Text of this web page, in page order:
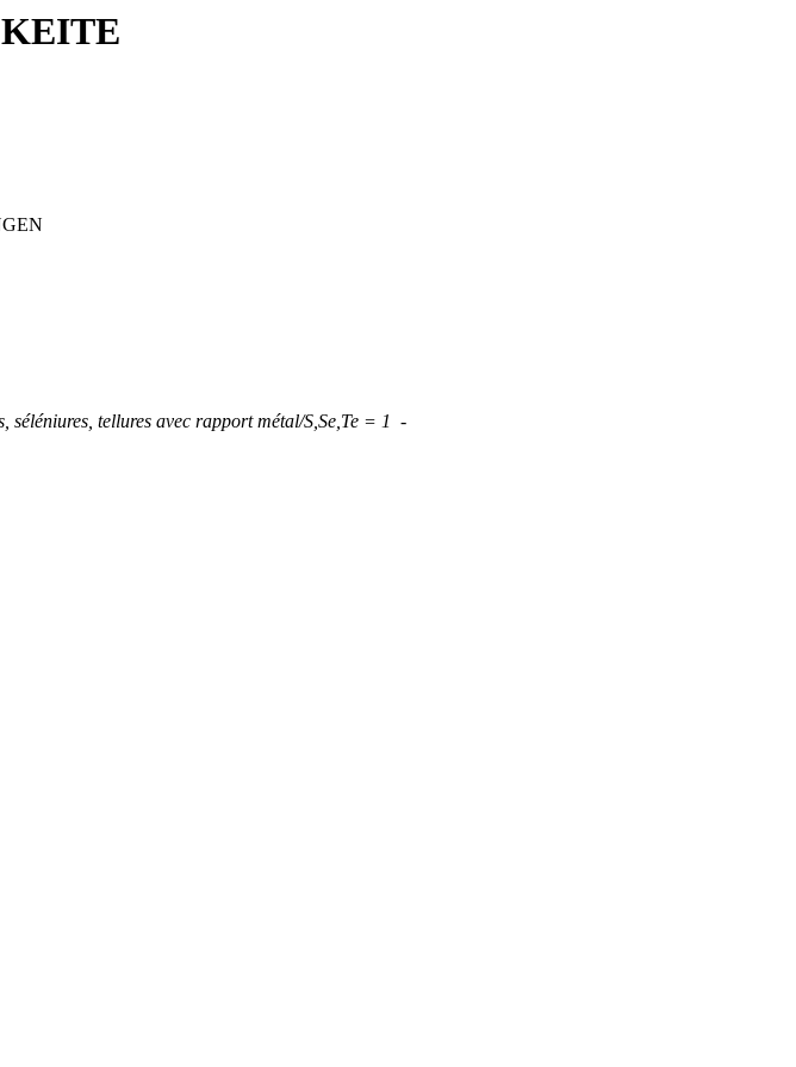
séléniures, tellures avec rapport métal/S,Se,Te = 1 -